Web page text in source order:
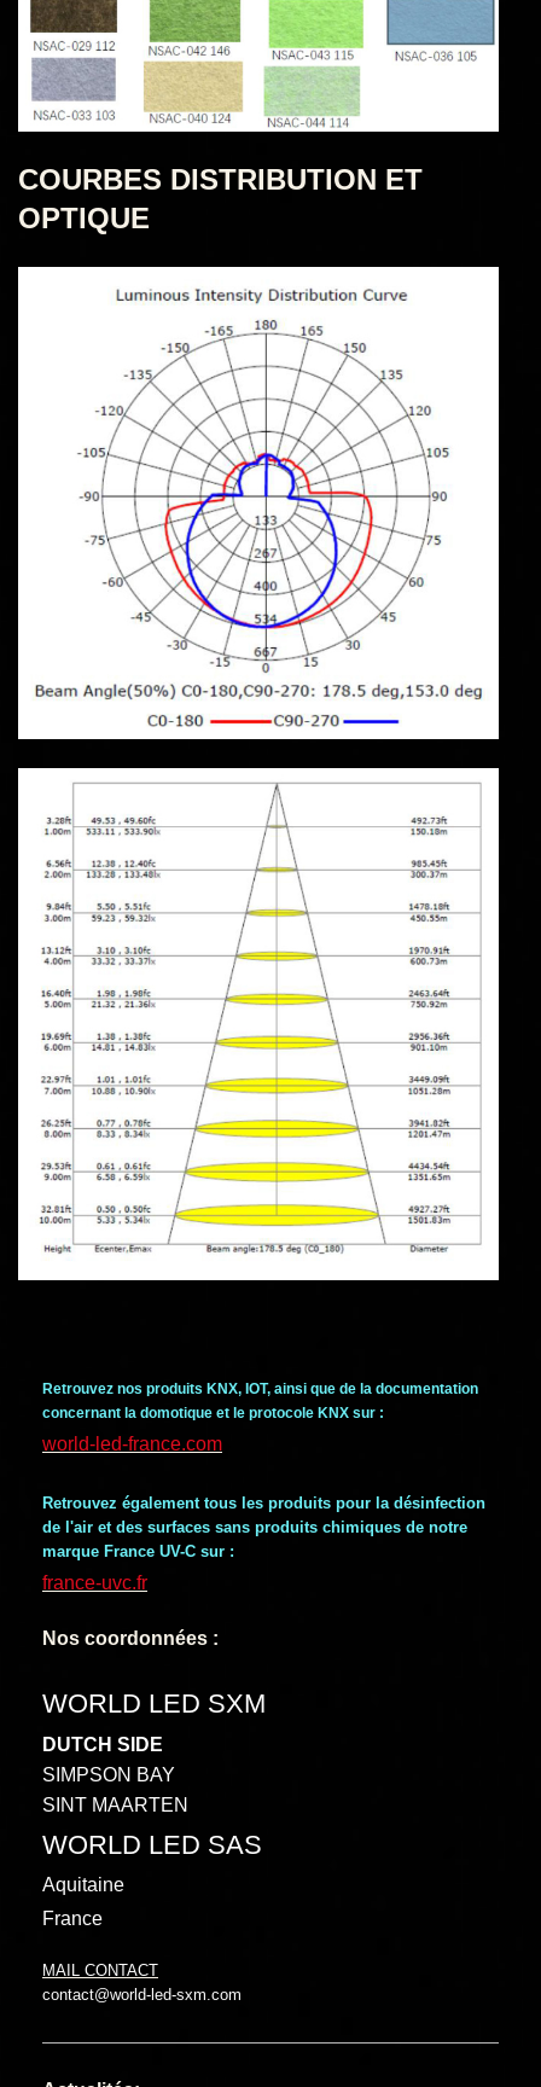
COURBES DISTRIBUTION ET
OPTIQUE
Retrouvez nos produits KNX, IOT, ainsi que de la documentation
concernant la domotique et le protocole KNX sur :
world-led-france.com
Retrouvez également tous les produits pour la désinfection
de l'air et des surfaces sans produits chimiques de notre
marque France UV-C sur :
france-uvc.fr
Nos coordonnées :
WORLD LED SXM
DUTCH SIDE
SIMPSON BAY
SINT MAARTEN
WORLD LED SAS
Aquitaine
France
MAIL CONTACT
contact@world-led-sxm.com